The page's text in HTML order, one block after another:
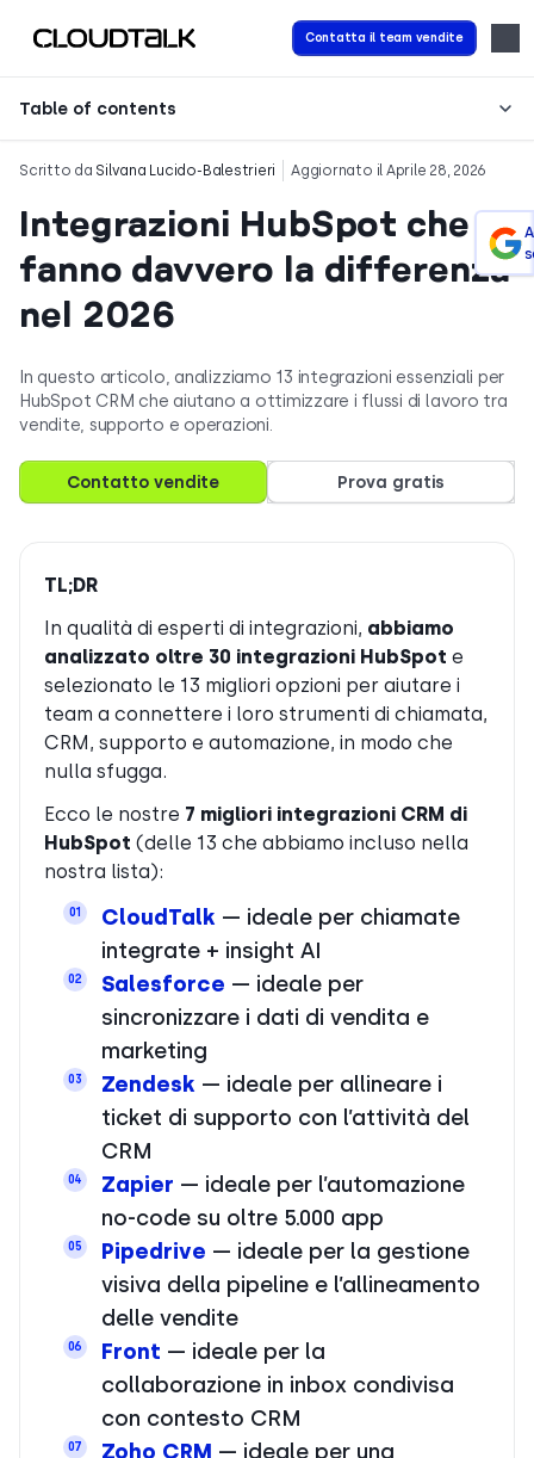
Contatta il team vendite
Table of contents
Scritto da Silvana Lucido-Balestrieri Aggiornato il Aprile 28, 2026
Integrazioni HubSpot che
fanno davvero la differenza
nel 2026
In questo articolo, analizziamo 13 integrazioni essenziali per
HubSpot CRM che aiutano a ottimizzare i flussi di lavoro tra
vendite, supporto e operazioni.
Contatto vendite Prova gratis
TL;DR
In qualità di esperti di integrazioni, abbiamo
analizzato oltre 30 integrazioni HubSpot e
selezionato le 13 migliori opzioni per aiutare i
team a connettere i loro strumenti di chiamata,
CRM, supporto e automazione, in modo che
nulla sfugga.
Ecco le nostre 7 migliori integrazioni CRM di
HubSpot (delle 13 che abbiamo incluso nella
nostra lista):
01 CloudTalk — ideale per chiamate
integrate + insight AI
02 Salesforce — ideale per
sincronizzare i dati di vendita e
marketing
03 Zendesk — ideale per allineare i
ticket di supporto con l’attività del
CRM
04 Zapier — ideale per l’automazione
no-code su oltre 5.000 app
05 Pipedrive — ideale per la gestione
visiva della pipeline e l’allineamento
delle vendite
06 Front — ideale per la
collaborazione in inbox condivisa
con contesto CRM
07 Zoho CRM — ideale per una